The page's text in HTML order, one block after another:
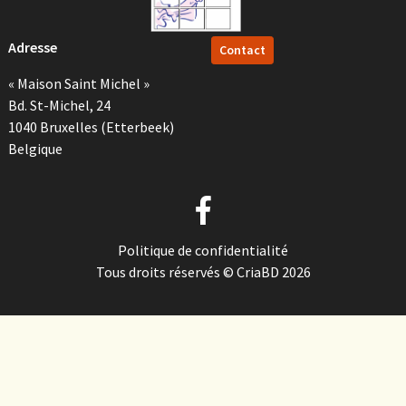
Adresse
« Maison Saint Michel »
Bd. St-Michel, 24
1040 Bruxelles (Etterbeek)
Belgique
Contact
Politique de confidentialité
Tous droits réservés © CriaBD 2026